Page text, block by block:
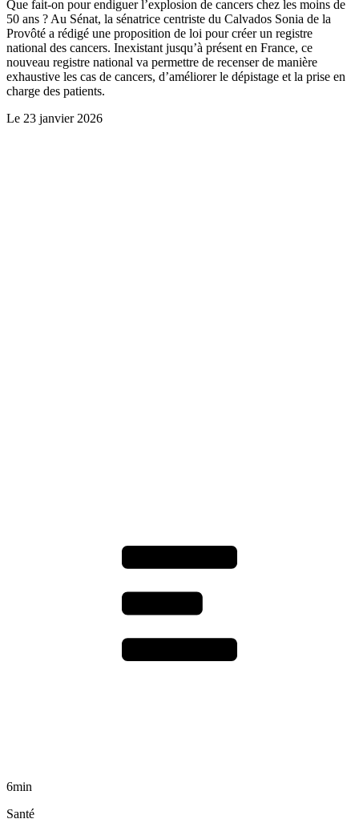
Que fait-on pour endiguer l’explosion de cancers chez les moins de
50 ans ? Au Sénat, la sénatrice centriste du Calvados Sonia de la
Provôté a rédigé une proposition de loi pour créer un registre
national des cancers. Inexistant jusqu’à présent en France, ce
nouveau registre national va permettre de recenser de manière
exhaustive les cas de cancers, d’améliorer le dépistage et la prise en
charge des patients.
Le 23 janvier 2026
6min
Santé